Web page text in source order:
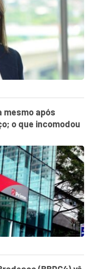
mesmo após
o que incomodou